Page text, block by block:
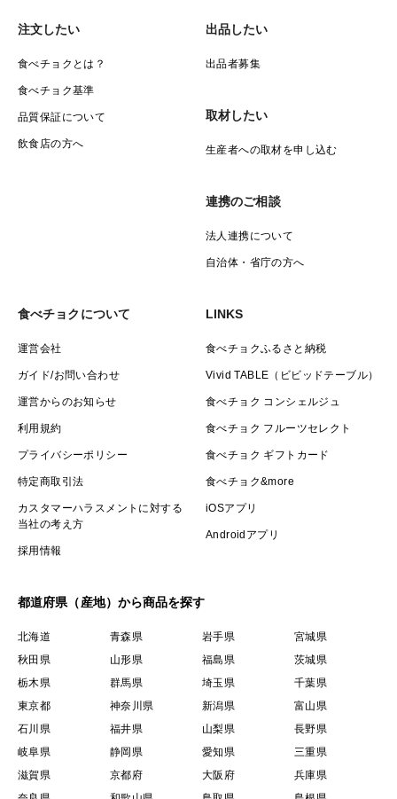
注文したい
食べチョクとは？
食べチョク基準
品質保証について
飲食店の方へ
出品したい
出品者募集
取材したい
生産者への取材を申し込む
連携のご相談
法人連携について
自治体・省庁の方へ
食べチョクについて
運営会社
ガイド/お問い合わせ
運営からのお知らせ
利用規約
プライバシーポリシー
特定商取引法
カスタマーハラスメントに対する
当社の考え方
採用情報
LINKS
食べチョクふるさと納税
Vivid TABLE（ビビッドテーブル）
食べチョク コンシェルジュ
食べチョク フルーツセレクト
食べチョク ギフトカード
食べチョク&more
iOSアプリ
Androidアプリ
都道府県（産地）から商品を探す
北海道 青森県 岩手県
宮城県
秋田県
山形県 福島県
茨城県
栃木県
群馬県 埼玉県
千葉県
東京都
神奈川県 新潟県
富山県
石川県
福井県 山梨県
長野県
岐阜県
静岡県 愛知県
三重県
滋賀県
京都府 大阪府
兵庫県